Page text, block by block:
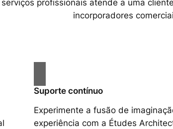
profissionais atende a uma
incorporadores
Suporte contínuo
Experimente a fusão de
experiência com a Études